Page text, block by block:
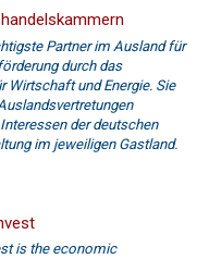
Partner im Ausland für
durch das
Wirtschaft und Energie. Sie
der deutschen
im jeweiligen Gastland.
is the economic